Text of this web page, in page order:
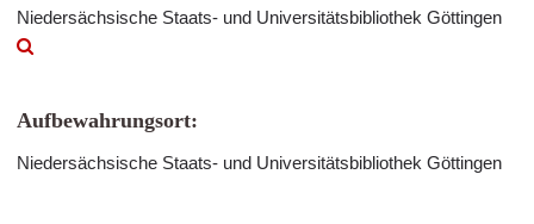
Niedersächsische Staats- und Universitätsbibliothek Göttingen
Aufbewahrungsort:
Niedersächsische Staats- und Universitätsbibliothek Göttingen